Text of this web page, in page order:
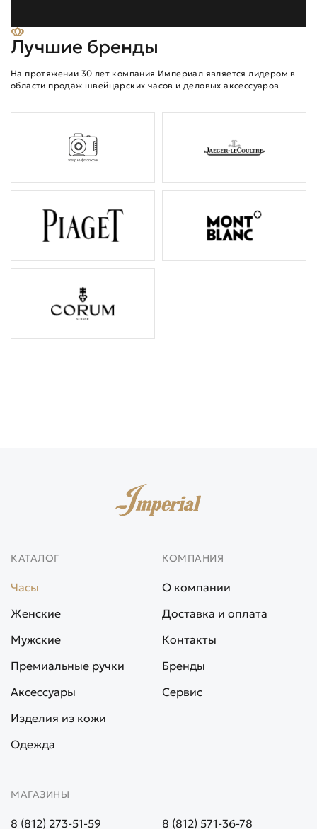
Лучшие бренды
На протяжении 30 лет компания Империал является лидером в
области продаж швейцарских часов и деловых аксессуаров
КАТАЛОГ
Часы
Женские
Мужские
Премиальные ручки
Аксессуары
Изделия из кожи
Одежда
КОМПАНИЯ
О компании
Доставка и оплата
Контакты
Бренды
Сервис
МАГАЗИНЫ
8 (812) 273-51-59 8 (812) 571-36-78